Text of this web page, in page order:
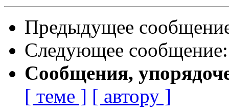
Предыдущее
Следующее
Сообщения,
[ теме ] [ автору ]